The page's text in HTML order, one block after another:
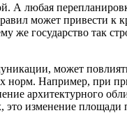
А любая
может привести к
же государство так
может
норм. Например, при
архитектурного
это изменение площади